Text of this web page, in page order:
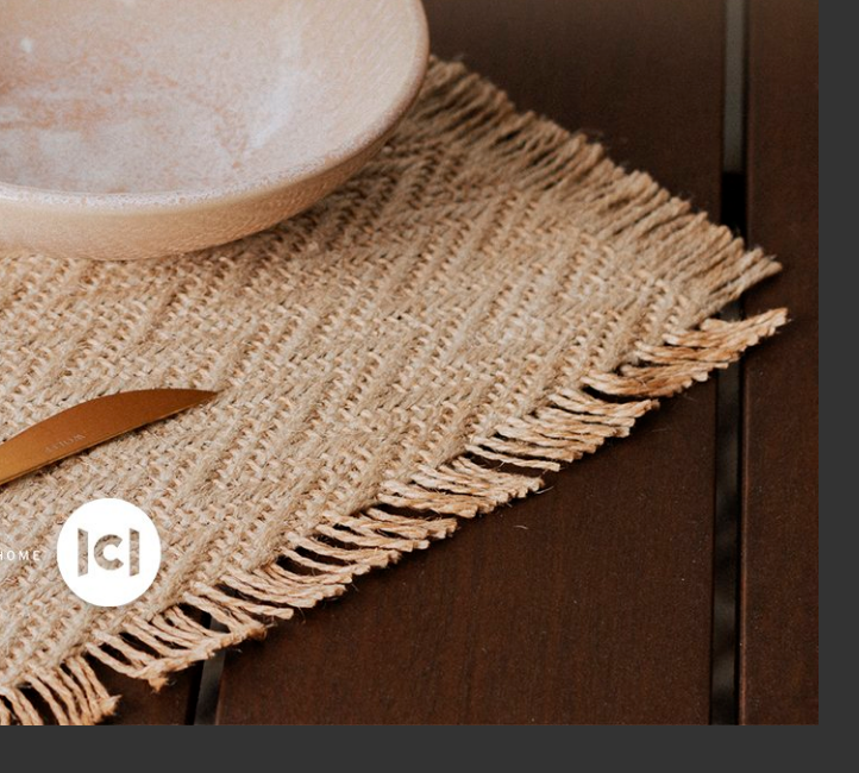
para limpeza;
para as pessoas felizes". Anke van der Endt, fundadora da marca, busca por
dar brilho à vida cotidiana.